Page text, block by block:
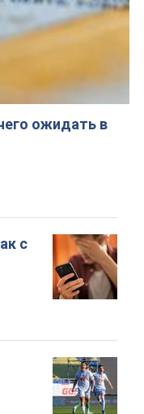
ожидать в
с